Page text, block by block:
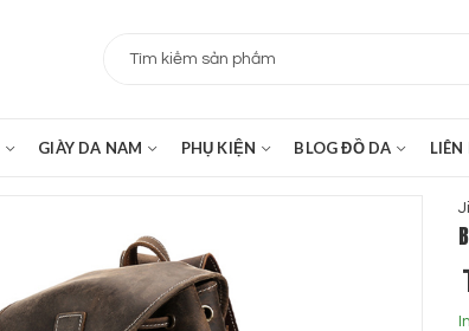
GIÀY DA NAM PHỤ KIỆN BLOG ĐỒ DA LIÊN